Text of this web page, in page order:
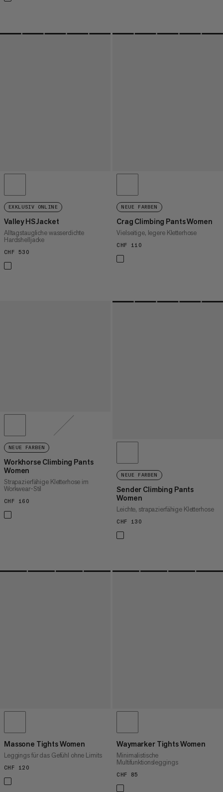
EXKLUSIV ONLINE
Valley HS Jacket
Alltagstaugliche wasserdichte
Hardshelljacke
CHF 530
NEUE FARBEN
Crag Climbing Pants Women
Vielseitige, legere Kletterhose
CHF 110
NEUE FARBEN
Workhorse Climbing Pants
Women
Strapazierfähige Kletterhose im
Workwear-Stil
CHF 160
NEUE FARBEN
Sender Climbing Pants
Women
Leichte, strapazierfähige Kletterhose
CHF 130
Massone Tights Women
Leggings für das Gefühl ohne Limits
CHF 120
Waymarker Tights Women
Minimalistische
Multifunktionsleggings
CHF 85